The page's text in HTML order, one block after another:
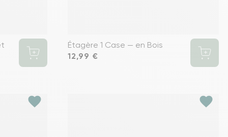
Étagère 1 Case — en Bois
Prix
12,99 €
favorite favorite